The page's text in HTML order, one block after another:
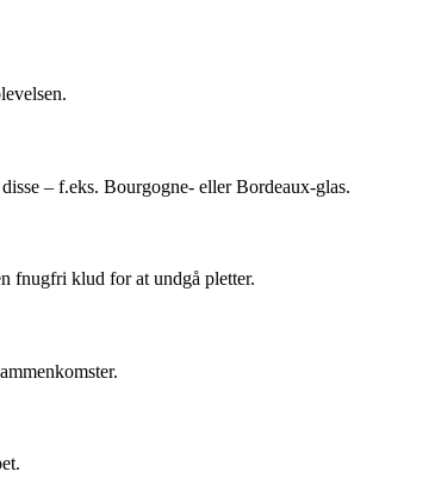
– f.eks. Bourgogne- eller Bordeaux-glas.
fnugfri klud for at undgå pletter.